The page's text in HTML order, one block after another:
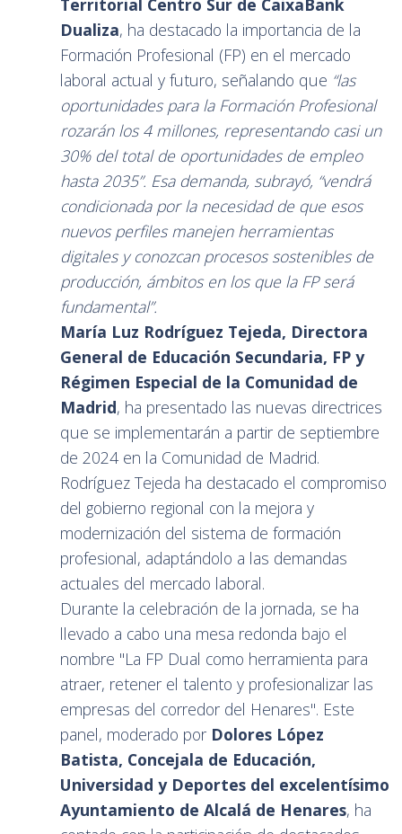
Dualiza, ha destacado la importancia de la
Formación Profesional (FP) en el mercado
laboral actual y futuro, señalando que “las
oportunidades para la Formación Profesional
rozarán los 4 millones, representando casi un
30% del total de oportunidades de empleo
hasta 2035”. Esa demanda, subrayó, “vendrá
condicionada por la necesidad de que esos
nuevos perfiles manejen herramientas
digitales y conozcan procesos sostenibles de
producción, ámbitos en los que la FP será
fundamental”.
María Luz Rodríguez Tejeda, Directora
General de Educación Secundaria, FP y
Régimen Especial de la Comunidad de
Madrid, ha presentado las nuevas directrices
que se implementarán a partir de septiembre
de 2024 en la Comunidad de Madrid.
Rodríguez Tejeda ha destacado el compromiso
del gobierno regional con la mejora y
modernización del sistema de formación
profesional, adaptándolo a las demandas
actuales del mercado laboral.
Durante la celebración de la jornada, se ha
llevado a cabo una mesa redonda bajo el
nombre "La FP Dual como herramienta para
atraer, retener el talento y profesionalizar las
empresas del corredor del Henares". Este
panel, moderado por Dolores López
Batista, Concejala de Educación,
Universidad y Deportes del excelentísimo
Ayuntamiento de Alcalá de Henares, ha